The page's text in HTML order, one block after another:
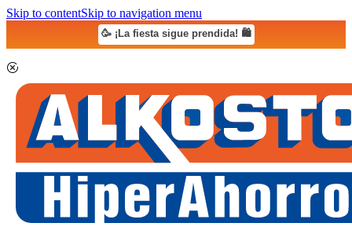
Skip to contentSkip to navigation menu
🥳 ¡La fiesta sigue prendida! 🛍️